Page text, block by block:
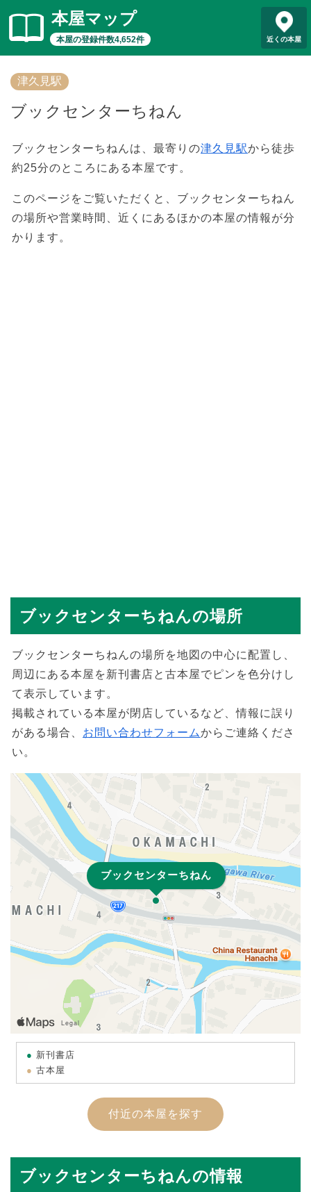
本屋マップ
本屋の登録件数4,652件 近くの本屋
津久見駅
ブックセンターちねん
ブックセンターちねんは、最寄りの津久見駅から徒歩
約25分のところにある本屋です。
このページをご覧いただくと、ブックセンターちねん
の場所や営業時間、近くにあるほかの本屋の情報が分
かります。
ブックセンターちねんの場所
ブックセンターちねんの場所を地図の中心に配置し、
周辺にある本屋を新刊書店と古本屋でピンを色分けし
て表示しています。
掲載されている本屋が閉店しているなど、情報に誤り
がある場合、 お問い合わせフォームからご連絡くださ
い。
ブックセンターちねん
新刊書店
古本屋
付近の本屋を探す
ブックセンターちねんの情報